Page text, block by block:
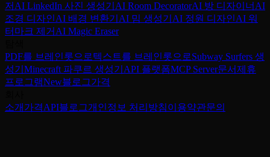
저 AI LinkedIn 사진 생성기 AI Room DecoratorAI 방 디자이너 AI
조경 디자인AI 배경 변환기 AI 밈 생성기 AI 정원 디자인AI 워
터마크 제거 AI Magic Eraser
PDF를 브레인롯으로텍스트를 브레인롯으로Subway Surfers 생
성기 Minecraft 파쿠르 생성기 API 플랫폼MCP Server문서제휴
프로그램New블로그가격
소개 가격API블로그개인정보 처리방침이용약관문의